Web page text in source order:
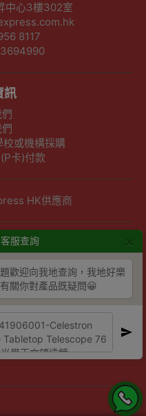
服查詢
歡迎向我地查詢，我地好樂
關你對產品既疑問😀
中心3樓302室
8117
訊
校或機構採購
卡)付款
HK供應商
訊
款聲明
換政策
則
圖